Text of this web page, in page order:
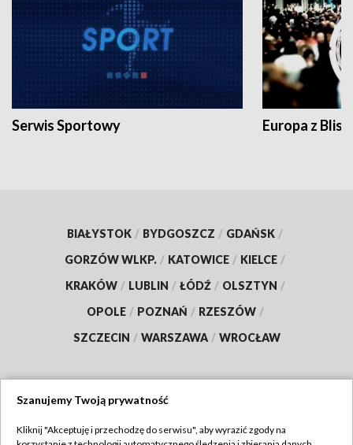
Serwis Sportowy Europa z
BIAŁYSTOK / BYDGOSZCZ / GDAŃSK /
GORZÓW WLKP. / KATOWICE / KIELCE /
KRAKÓW / LUBLIN / ŁÓDŹ / OLSZTYN /
OPOLE / POZNAŃ / RZESZÓW /
SZCZECIN / WARSZAWA / WROCŁAW
Szanujemy Twoją prywatność
Kliknij "Akceptuję i przechodzę do serwisu", aby wyrazić zgody na